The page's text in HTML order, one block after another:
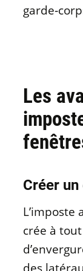
Les
Créer
L’imposte
crée à